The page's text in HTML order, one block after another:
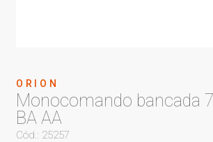
ORION
Monocomando bancada
BA AA
Cód.: 25257